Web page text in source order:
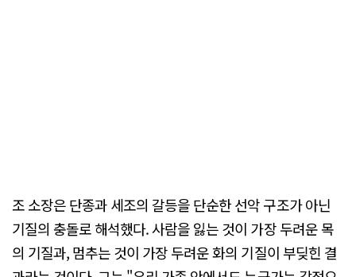
조 소장은 단종과 세조의 갈등을 단순한 선악 구조가 아닌
기질의 충돌로 해석했다. 사람을 잃는 것이 가장 두려운 목
의 기질과, 멈추는 것이 가장 두려운 화의 기질이 부딪힌 결